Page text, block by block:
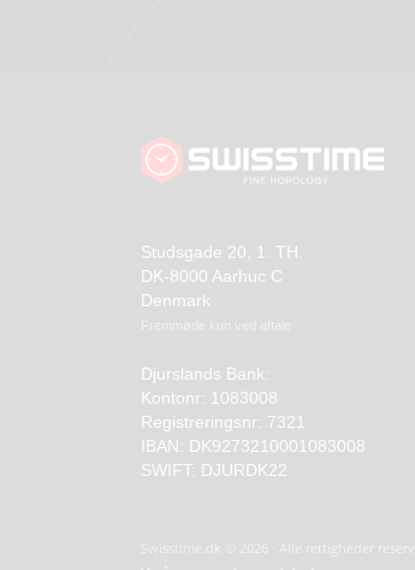
Studsgade 20, 1. TH.
DK-8000 Aarhuc C
Denmark
Fremmøde kun ved aftale
Djurslands Bank:
Kontonr: 1083008
Registreringsnr: 7321
IBAN: DK9273210001083008
SWIFT: DJURDK22
Swisstime.dk © 2026 · Alle rettigheder